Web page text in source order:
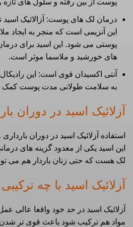
پوست از بین رفته و سلول های تازه
درمان لک های پوست: آزالائیک اسید
این آنزیمی است که منجر به ایجاد
پوستی می شود. این اسید برای
های خورشید و ملاسما موثر است.
آنتی اکسیدان قوی است: این
به سلامت طولانی مدت پوست کمک
آزلائیک اسید در دوران
استفاده آزلائیک اسید در دوران
این اسید یکی از معدود گزینه های
لک هست که حتی زنان باردار هم می
آزلائیک اسید با چه
آزلائیک اسید در حد خود واقعا عالی
مواد هم ترکیب شود باعث قوی تر